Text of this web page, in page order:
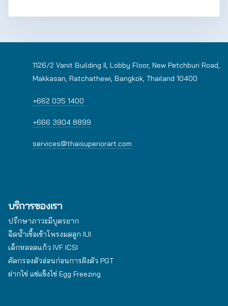
1126/2 Vanit Building II, Lobby Floor, New Petchburi Road,
Makkasan, Ratchathewi, Bangkok, Thailand 10400
+662 035 1400
+666 3904 8899
services@thaisuperiorart.com
บริการของเรา
ปรึกษาภาวะมีบุตรยาก
ฉีดน้ำเชื้อเข้าโพรงมดลูก IUI
เด็กหลอดแก้ว IVF ICSI
คัดกรองตัวอ่อนก่อนการฝังตัว PGT
ฝากไข่ แช่แข็งไข่ Egg Freezing